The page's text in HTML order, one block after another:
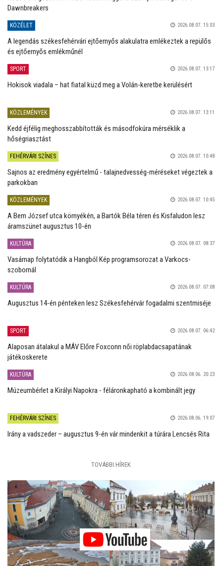
Dawnbreakers
KÖZÉLET 2026.08.07. 15:03
A legendás székesfehérvári ejtőernyős alakulatra emlékeztek a repülős
és ejtőernyős emlékműnél
SPORT 2026.08.07. 13:17
Hokisok viadala – hat fiatal küzd meg a Volán-keretbe kerülésért
KÖZLEMÉNYEK 2026.08.07. 13:11
Kedd éjfélig meghosszabbították és másodfokúra mérséklik a
hőségriasztást
FEHÉRVÁRI SZÍNES 2026.08.07. 10:48
Sajnos az eredmény egyértelmű - talajnedvesség-méréseket végeztek a
parkokban
KÖZLEMÉNYEK 2026.08.07. 10:45
A Bem József utca környékén, a Bartók Béla téren és Kisfaludon lesz
áramszünet augusztus 10-én
KULTÚRA 2026.08.07. 08:37
Vasárnap folytatódik a Hangból Kép programsorozat a Varkocs-
szobornál
KULTÚRA 2026.08.07. 07:08
Augusztus 14-én pénteken lesz Székesfehérvár fogadalmi szentmiséje
SPORT 2026.08.07. 06:42
Alaposan átalakul a MÁV Előre Foxconn női röplabdacsapatának
játékoskerete
KULTÚRA 2026.08.06. 20:23
Múzeumbérlet a Királyi Napokra - féláronkapható a kombinált jegy
FEHÉRVÁRI SZÍNES 2026.08.06. 19:07
Irány a vadszeder – augusztus 9-én vár mindenkit a túrára Lencsés Rita
TOVÁBBI HÍREK